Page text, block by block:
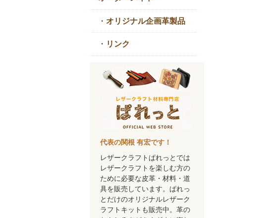
・ オリジナル企画革製品
・ リンク
代表の関根 有宏です！
レザークラフトぱれっとでは
レザークラフトを楽しむ方の
ために必要な皮革・材料・道
具を販売しています。ぱれっ
とだけのオリジナルレザーク
ラフトキットも販売中。革の